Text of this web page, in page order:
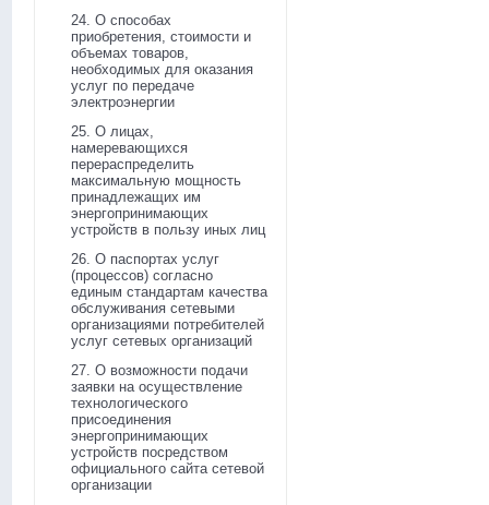
24. О способах
приобретения, стоимости и
объемах товаров,
необходимых для оказания
услуг по передаче
электроэнергии
25. О лицах,
намеревающихся
перераспределить
максимальную мощность
принадлежащих им
энергопринимающих
устройств в пользу иных лиц
26. О паспортах услуг
(процессов) согласно
единым стандартам качества
обслуживания сетевыми
организациями потребителей
услуг сетевых организаций
27. О возможности подачи
заявки на осуществление
технологического
присоединения
энергопринимающих
устройств посредством
официального сайта сетевой
организации